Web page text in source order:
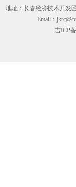
地址：长春经济技术开发
Email：
吉ICP